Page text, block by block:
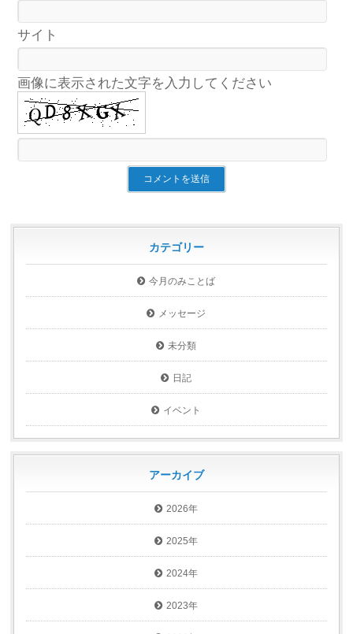
サイト
画像に表示された文字を入力してください
カテゴリー
今月のみことば
メッセージ
未分類
日記
イベント
アーカイブ
2026年
2025年
2024年
2023年